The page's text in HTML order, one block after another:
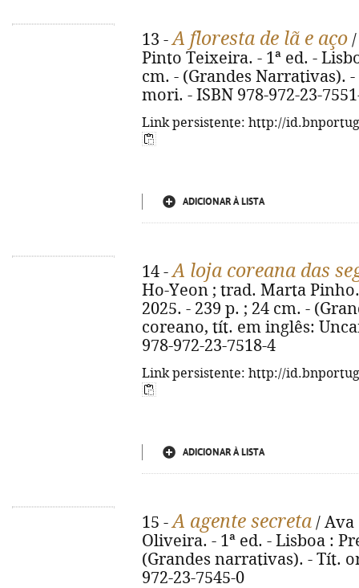
13 -A floresta de lã e aço
Pinto Teixeira. - 1ª ed. -
cm. - (Grandes Narrativas).
mori. - ISBN 978-972-23-
Link persistente: http://
ADICIONAR À LISTA
14 -A loja coreana das
Ho-Yeon ; trad. Marta
2025. - 239 p. ; 24 cm. -
coreano, tít. em inglês:
978-972-23-7518-4
Link persistente: http://
ADICIONAR À LISTA
15 -A agente secreta / Ava
Oliveira. - 1ª ed. - Lisboa :
(Grandes narrativas). - Tít.
972-23-7545-0